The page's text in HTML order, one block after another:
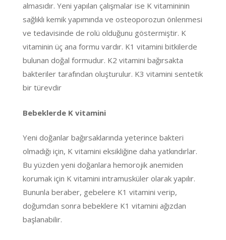
almasıdır. Yeni yapılan çalışmalar ise K vitamininin
sağlıklı kemik yapımında ve osteoporozun önlenmesi
ve tedavisinde de rolü olduğunu göstermiştir. K
vitaminin üç ana formu vardır. K1 vitamini bitkilerde
bulunan doğal formudur. K2 vitamini bağırsakta
bakteriler tarafından oluşturulur. K3 vitamini sentetik
bir türevdir
Bebeklerde K vitamini
Yeni doğanlar bağırsaklarında yeterince bakteri
olmadığı için, K vitamini eksikliğine daha yatkındırlar.
Bu yüzden yeni doğanlara hemorojik anemiden
korumak için K vitamini intramusküler olarak yapılır.
Bununla beraber, gebelere K1 vitamini verip,
doğumdan sonra bebeklere K1 vitamini ağızdan
başlanabilir.